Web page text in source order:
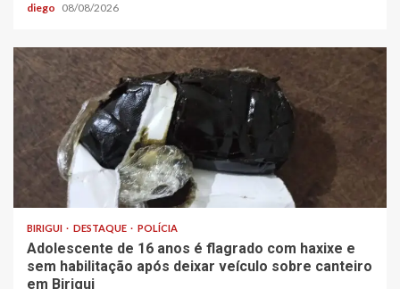
diego 08/08/2026
BIRIGUI DESTAQUE POLÍCIA
Adolescente de 16 anos é flagrado com haxixe e
sem habilitação após deixar veículo sobre canteiro
em Birigui